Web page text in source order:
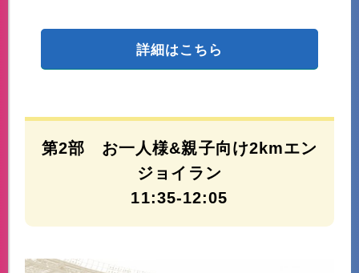
詳細はこちら
第2部 お一人様&親子向け2kmエン
ジョイラン
11:35-12:05